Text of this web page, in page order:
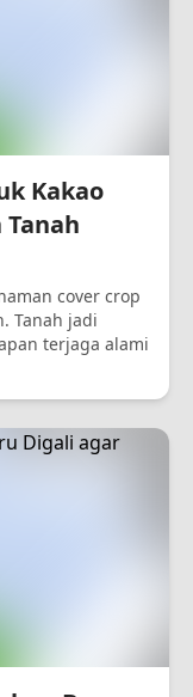
Kakao
cover crop
Tanah jadi
terjaga alami